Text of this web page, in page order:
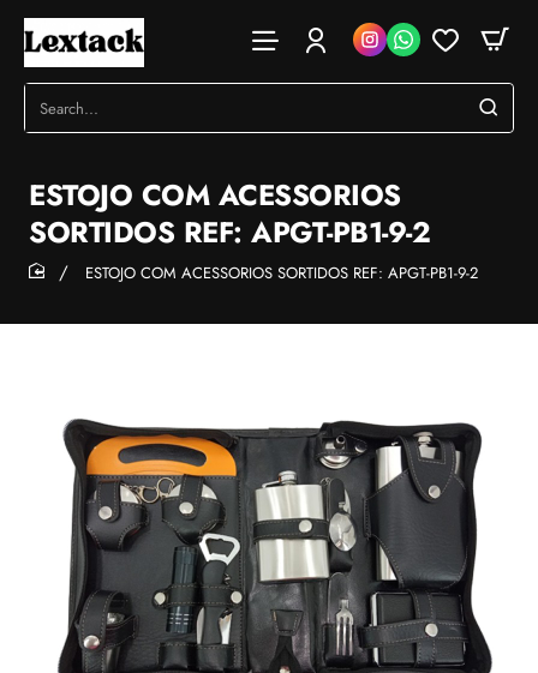
Search...
ESTOJO COM ACESSORIOS
SORTIDOS REF: APGT-PB1-9-2
home
ESTOJO COM ACESSORIOS SORTIDOS REF: APGT-PB1-9-2